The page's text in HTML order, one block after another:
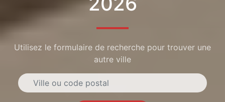
Utilisez le formulaire de recherche pour trouver une
autre ville